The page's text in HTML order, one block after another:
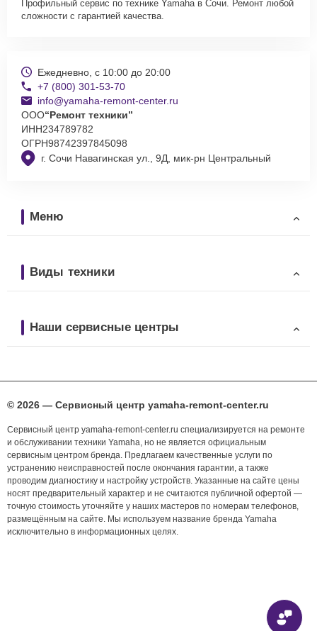
Профильный сервис по технике Yamaha в Сочи. Ремонт любой
сложности с гарантией качества.
г. Сочи Навагинская ул., 9Д, мик-рн Центральный
Ежедневно, с 10:00 до 20:00
+7 (800) 301-53-70
info@yamaha-remont-center.ru
ООО“Ремонт техники”
ИНН234789782
ОГРН98742397845098
Меню
Виды техники
Наши сервисные центры
© 2026 — Сервисный центр yamaha-remont-center.ru
Сервисный центр yamaha-remont-center.ru специализируется на ремонте
и обслуживании техники Yamaha, но не является официальным
сервисным центром бренда. Предлагаем качественные услуги по
устранению неисправностей после окончания гарантии, а также
проводим диагностику и настройку устройств. Указанные на сайте цены
носят предварительный характер и не считаются публичной офертой —
точную стоимость уточняйте у наших мастеров по номерам телефонов,
размещённым на сайте. Мы используем название бренда Yamaha
исключительно в информационных целях.